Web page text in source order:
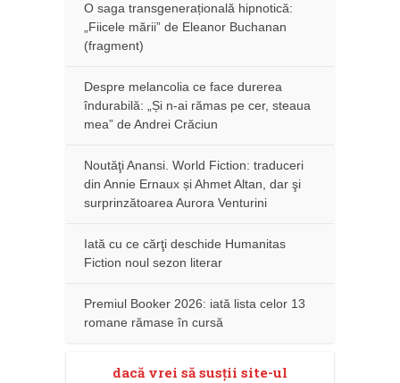
O saga transgenerațională hipnotică:
„Fiicele mării” de Eleanor Buchanan
(fragment)
Despre melancolia ce face durerea
îndurabilă: „Și n-ai rămas pe cer, steaua
mea” de Andrei Crăciun
Noutăţi Anansi. World Fiction: traduceri
din Annie Ernaux și Ahmet Altan, dar şi
surprinzătoarea Aurora Venturini
Iată cu ce cărţi deschide Humanitas
Fiction noul sezon literar
Premiul Booker 2026: iată lista celor 13
romane rămase în cursă
dacă vrei să susţii site-ul